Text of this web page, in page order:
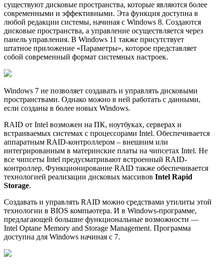
существуют дисковые пространства, которые являются более
современными и эффективными. Эта функция доступна в
любой редакции системы, начиная с Windows 8. Создаются
дисковые пространства, а управление осуществляется через
панель управления. В Windows 11 также присутствует
штатное приложение «Параметры», которое представляет
собой современный формат системных настроек.
Windows 7 не позволяет создавать и управлять дисковыми
пространствами. Однако можно в ней работать с данными,
если созданы в более новых Windows.
RAID от Intel возможен на ПК, ноутбуках, серверах и
встраиваемых системах с процессорами Intel. Обеспечивается
аппаратным RAID-контроллером – внешним или
интегрированным в материнские платы на чипсетах Intel. Не
все чипсеты Intel предусматривают встроенный RAID-
контроллер. Функционирование RAID также обеспечивается
технологией реализации дисковых массивов Intel Rapid
Storage.
Создавать и управлять RAID можно средствами утилиты этой
технологии в BIOS компьютера. И в Windows-программе,
предлагающей большие функциональные возможности —
Intel Optane Memory and Storage Management. Программа
доступна для Windows начиная с 7.